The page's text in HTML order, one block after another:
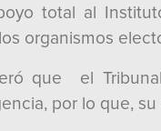
total al
organismos
que el
por lo que,